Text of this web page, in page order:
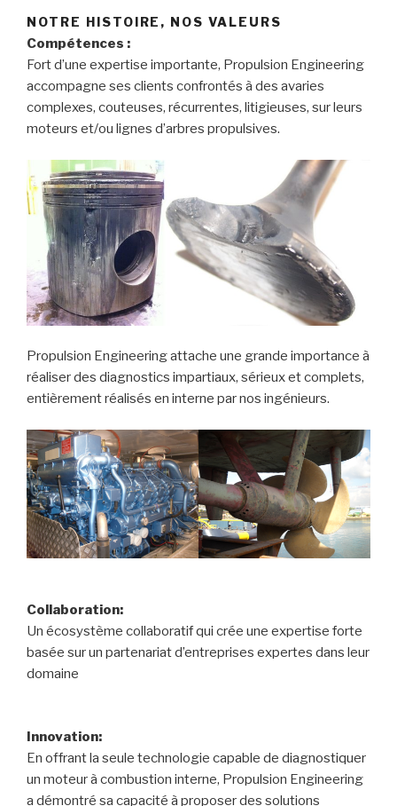
NOTRE HISTOIRE, NOS VALEURS
Compétences :
Fort d’une expertise importante, Propulsion Engineering
accompagne ses clients confrontés à des avaries
complexes, couteuses, récurrentes, litigieuses, sur leurs
moteurs et/ou lignes d’arbres propulsives.
Propulsion Engineering attache une grande importance à
réaliser des diagnostics impartiaux, sérieux et complets,
entièrement réalisés en interne par nos ingénieurs.
Collaboration:
Un écosystème collaboratif qui crée une expertise forte
basée sur un partenariat d’entreprises expertes dans leur
domaine
Innovation:
En offrant la seule technologie capable de diagnostiquer
un moteur à combustion interne, Propulsion Engineering
a démontré sa capacité à proposer des solutions